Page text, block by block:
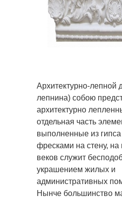
Архитектурно-лепной
лепнина) собою
архитектурно
отдельная часть
выполненные из
фресками на стену, на
веков служит
украшением жилых и
административных
Нынче большинство